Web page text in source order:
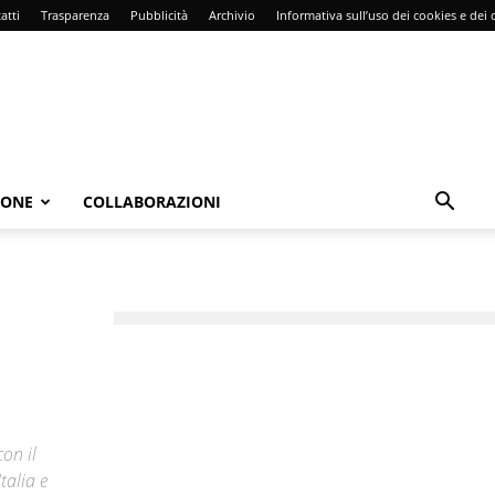
Trasparenza Pubblicità Archivio Informativa sull’uso dei cookies e dei
COLLABORAZIONI
il
e